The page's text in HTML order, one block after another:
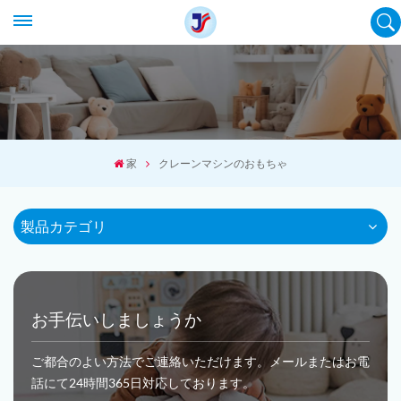
家 クレーンマシンのおもちゃ
製品カテゴリ
お手伝いしましょうか
ご都合のよい方法でご連絡いただけます。メールまたはお電
話にて24時間365日対応しております。